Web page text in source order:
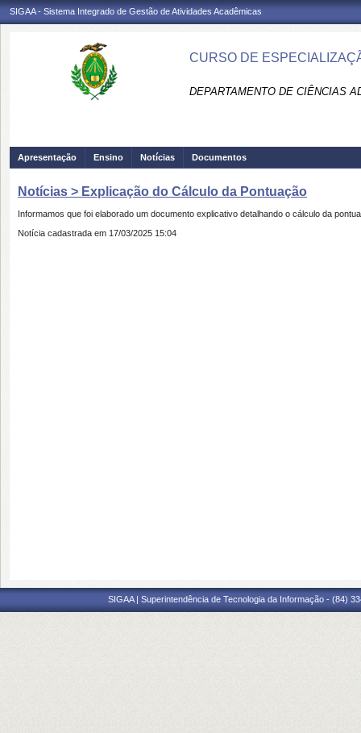
SIGAA - Sistema Integrado de Gestão de Atividades Acadêmicas
CURSO DE
DEPARTAMENTO DE CIÊNCIAS
Apresentação Ensino Notícias Documentos
Notícias > Explicação do Cálculo da Pontuação
Informamos que foi elaborado um documento explicativo detalhando o cálculo da
Notícia cadastrada em 17/03/2025 15:04
SIGAA | Superintendência de Tecnologia da Informação - (84)